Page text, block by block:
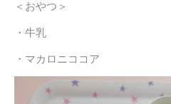
＜おやつ＞
・牛乳
・マカロニココア